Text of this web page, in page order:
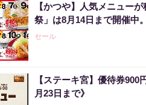
【かつや】人気メニュー
祭」は8月14日まで開催中。
セール
【ステーキ宮】優待券
月23日まで》